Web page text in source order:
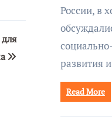
России, в
развития
Read More